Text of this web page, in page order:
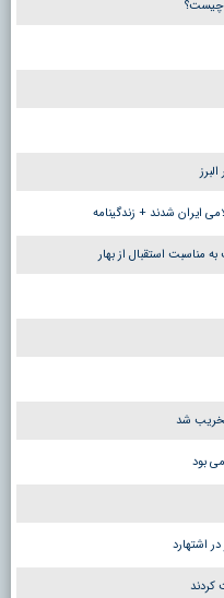
چیست؟
ایران شدند + زندگینامه
مناسبت استقبال از بهار
تخریب شد
بود